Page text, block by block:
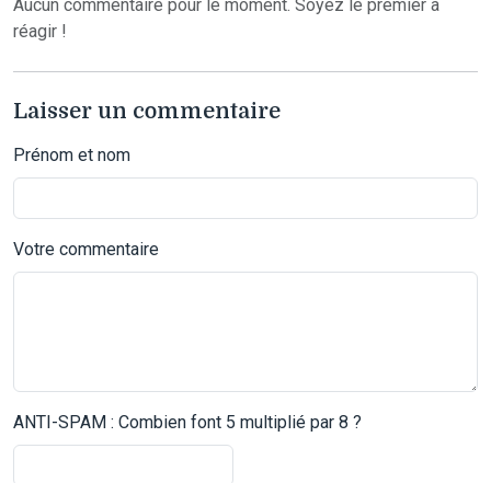
Aucun commentaire pour le moment. Soyez le premier à
réagir !
Laisser un commentaire
Prénom et nom
Votre commentaire
ANTI-SPAM : Combien font 5 multiplié par 8 ?